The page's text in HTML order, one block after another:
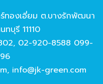
ทองเอี่ยม ต.บางรักพัฒนา
บุรี 11110
, 02-920-8588 099-
, info@jk-green.com